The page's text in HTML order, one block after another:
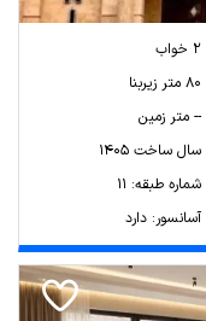
2 خواب
80 متر زیربنا
-- متر زمین
سال ساخت 1405
شماره طبقه: 11
آسانسور: دارد